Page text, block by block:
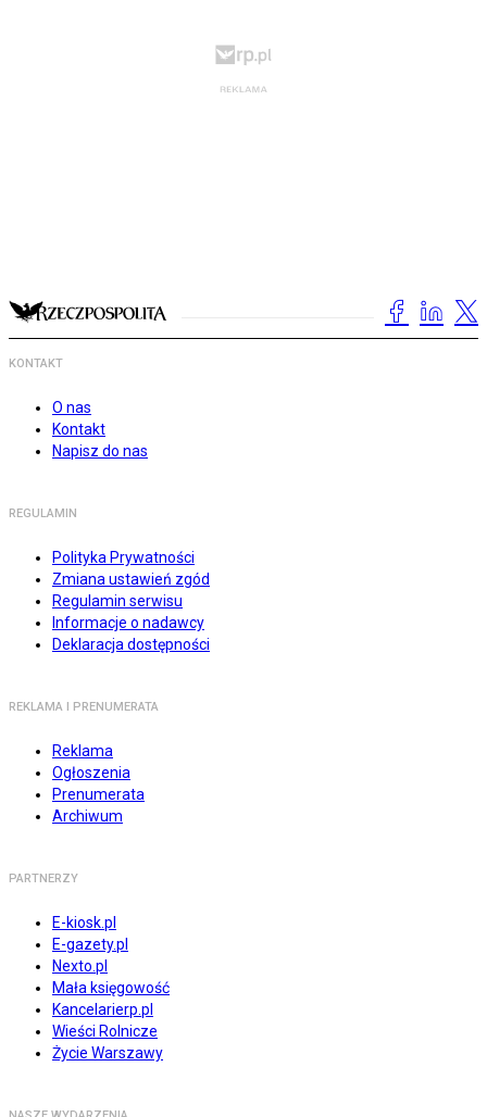
KONTAKT
O nas
Kontakt
Napisz do nas
REGULAMIN
Polityka Prywatności
Zmiana ustawień zgód
Regulamin serwisu
Informacje o nadawcy
Deklaracja dostępności
REKLAMA I PRENUMERATA
Reklama
Ogłoszenia
Prenumerata
Archiwum
PARTNERZY
E-kiosk.pl
E-gazety.pl
Nexto.pl
Mała księgowość
Kancelarierp.pl
Wieści Rolnicze
Życie Warszawy